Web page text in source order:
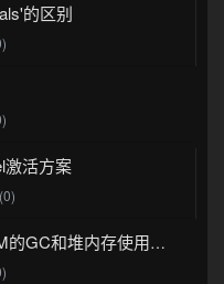
的区别
激活方案
Linux查看某个服务JVM的GC和堆内存使用情况